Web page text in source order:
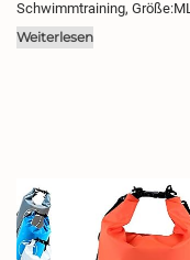
Schwimmtraining, Größe:ML
Weiterlesen